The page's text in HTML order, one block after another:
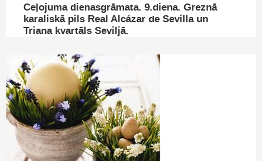
Ceļojuma dienasgrāmata. 9.diena. Greznā
karaliskā pils Real Alcázar de Sevilla un
Triana kvartāls Seviljā.